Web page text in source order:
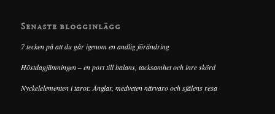
Senaste blogginlägg
7 tecken på att du går igenom en andlig förändring
Höstdagjämningen – en port till balans, tacksamhet och inre skörd
Nyckelelementen i tarot: Änglar, medveten närvaro och själens resa